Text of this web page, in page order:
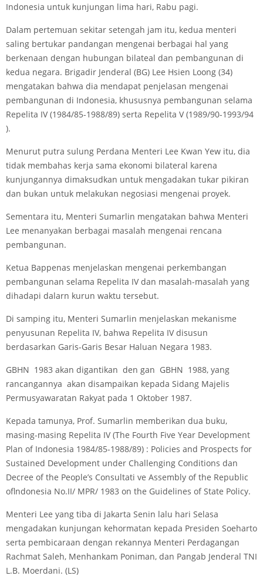
Indonesia untuk kunjungan lima hari, Rabu pagi.
Dalam pertemuan sekitar setengah jam itu, kedua menteri
saling bertukar pandangan mengenai berbagai hal yang
berkenaan dengan hubungan bilateal dan pembangunan di
kedua negara. Brigadir Jenderal (BG) Lee Hsien Loong (34)
mengatakan bahwa dia mendapat penjelasan mengenai
pembangunan di Indonesia, khususnya pembangunan selama
Repelita IV (1984/85-1988/89) serta Repelita V (1989/90-1993/94
).
Menurut putra sulung Perdana Menteri Lee Kwan Yew itu, dia
tidak membahas kerja sama ekonomi bilateral karena
kunjungannya dimaksudkan untuk mengadakan tukar pikiran
dan bukan untuk melakukan negosiasi mengenai proyek.
Sementara itu, Menteri Sumarlin mengatakan bahwa Menteri
Lee menanyakan berbagai masalah mengenai rencana
pembangunan.
Ketua Bappenas menjelaskan mengenai perkembangan
pembangunan selama Repelita IV dan masalah-masalah yang
dihadapi dalarn kurun waktu tersebut.
Di samping itu, Menteri Sumarlin menjelaskan mekanisme
penyusunan Repelita IV, bahwa Repelita IV disusun
berdasarkan Garis-Garis Besar Haluan Negara 1983.
GBHN 1983 akan digantikan den gan GBHN 1988, yang
rancangannya akan disampaikan kepada Sidang Majelis
Permusyawaratan Rakyat pada 1 Oktober 1987.
Kepada tamunya, Prof. Sumarlin memberikan dua buku,
masing-masing Repelita IV (The Fourth Five Year Development
Plan of Indonesia 1984/85-1988/89) : Policies and Prospects for
Sustained Development under Challenging Conditions dan
Decree of the People’s Consultati ve Assembly of the Republic
oflndonesia No.II/ MPR/ 1983 on the Guidelines of State Policy.
Menteri Lee yang tiba di Jakarta Senin lalu hari Selasa
mengadakan kunjungan kehormatan kepada Presiden Soeharto
serta pembicaraan dengan rekannya Menteri Perdagangan
Rachmat Saleh, Menhankam Poniman, dan Pangab Jenderal TNI
L.B. Moerdani. (LS)